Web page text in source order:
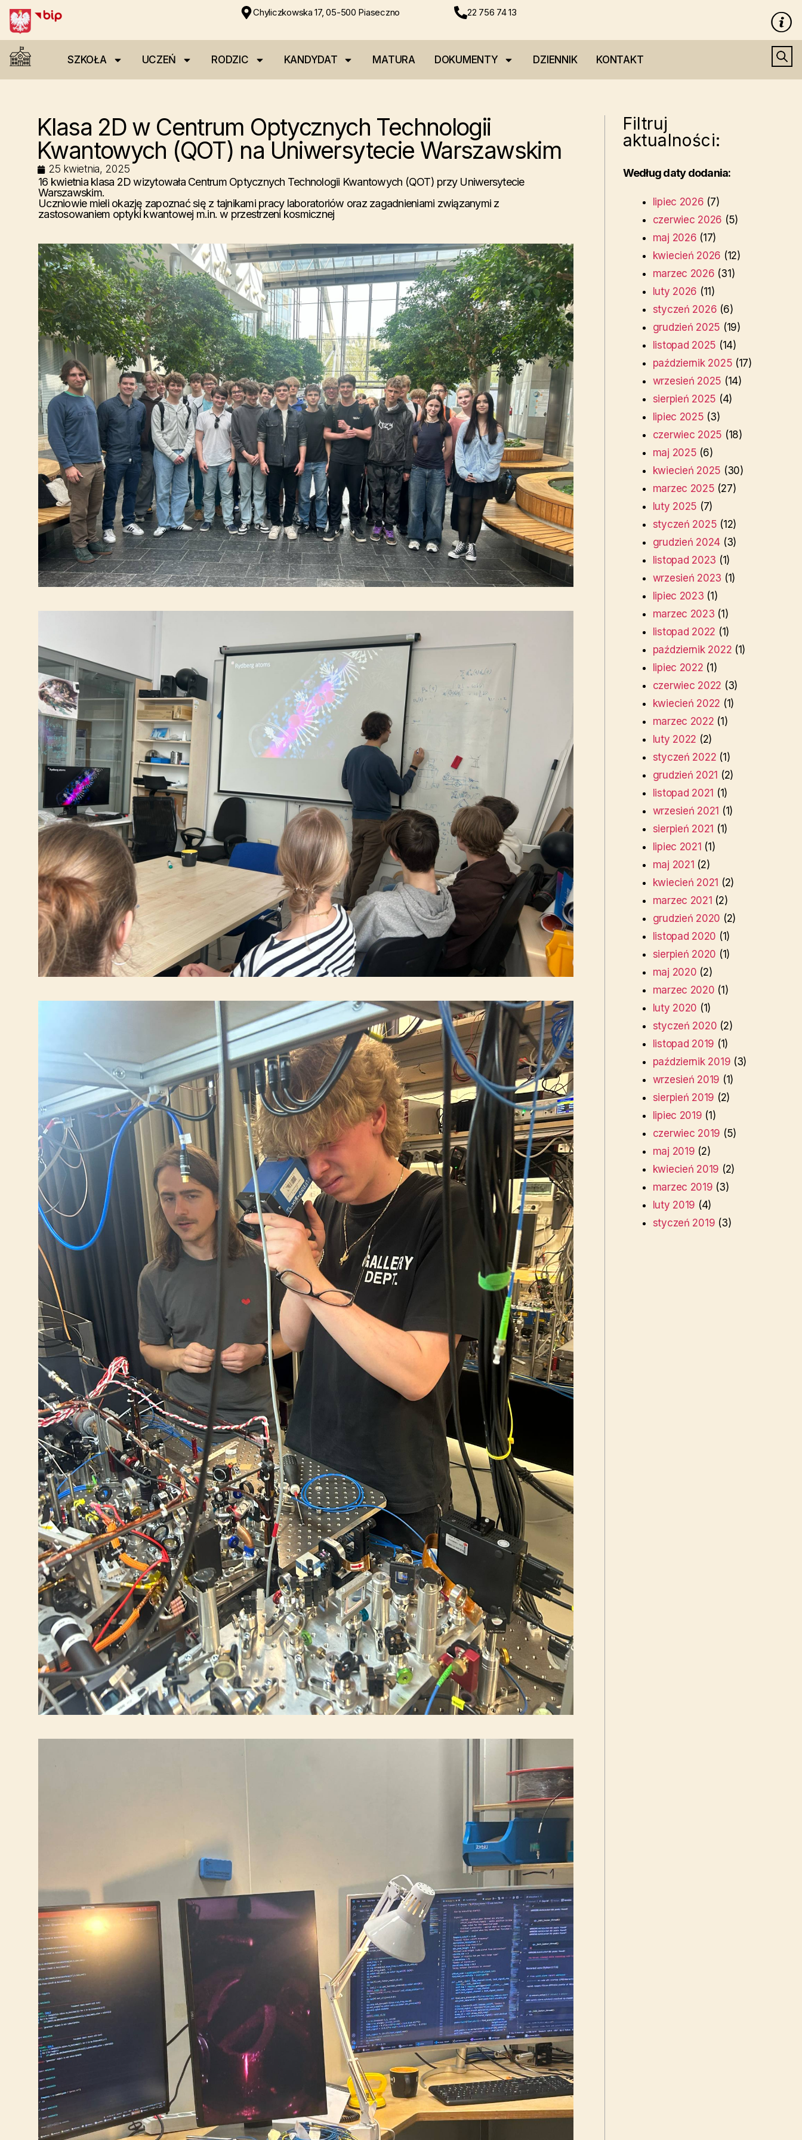
Chyliczkowska 17, 05-500 Piaseczno 22 756 74 13
SZKOŁA UCZEŃ RODZIC KANDYDAT MATURA DOKUMENTY DZIENNIK KONTAKT
Klasa 2D w Centrum Optycznych Technologii
Kwantowych (QOT) na Uniwersytecie Warszawskim
25 kwietnia, 2025
16 kwietnia klasa 2D wizytowała Centrum Optycznych Technologii Kwantowych (QOT) przy Uniwersytecie
Warszawskim.
Uczniowie mieli okazję zapoznać się z tajnikami pracy laboratoriów oraz zagadnieniami związanymi z
zastosowaniem optyki kwantowej m.in. w przestrzeni kosmicznej
Filtruj
aktualności:
Według daty dodania:
lipiec 2026 (7)
czerwiec 2026 (5)
maj 2026 (17)
kwiecień 2026 (12)
marzec 2026 (31)
luty 2026 (11)
styczeń 2026 (6)
grudzień 2025 (19)
listopad 2025 (14)
październik 2025 (17)
wrzesień 2025 (14)
sierpień 2025 (4)
lipiec 2025 (3)
czerwiec 2025 (18)
maj 2025 (6)
kwiecień 2025 (30)
marzec 2025 (27)
luty 2025 (7)
styczeń 2025 (12)
grudzień 2024 (3)
listopad 2023 (1)
wrzesień 2023 (1)
lipiec 2023 (1)
marzec 2023 (1)
listopad 2022 (1)
październik 2022 (1)
lipiec 2022 (1)
czerwiec 2022 (3)
kwiecień 2022 (1)
marzec 2022 (1)
luty 2022 (2)
styczeń 2022 (1)
grudzień 2021 (2)
listopad 2021 (1)
wrzesień 2021 (1)
sierpień 2021 (1)
lipiec 2021 (1)
maj 2021 (2)
kwiecień 2021 (2)
marzec 2021 (2)
grudzień 2020 (2)
listopad 2020 (1)
sierpień 2020 (1)
maj 2020 (2)
marzec 2020 (1)
luty 2020 (1)
styczeń 2020 (2)
listopad 2019 (1)
październik 2019 (3)
wrzesień 2019 (1)
sierpień 2019 (2)
lipiec 2019 (1)
czerwiec 2019 (5)
maj 2019 (2)
kwiecień 2019 (2)
marzec 2019 (3)
luty 2019 (4)
styczeń 2019 (3)